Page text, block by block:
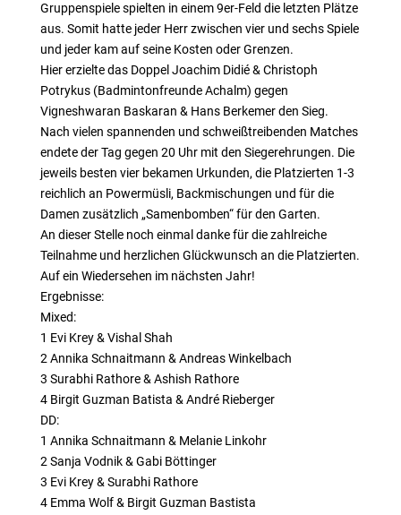
Gruppenspiele spielten in einem 9er-Feld die letzten Plätze
aus. Somit hatte jeder Herr zwischen vier und sechs Spiele
und jeder kam auf seine Kosten oder Grenzen.
Hier erzielte das Doppel Joachim Didié & Christoph
Potrykus (Badmintonfreunde Achalm) gegen
Vigneshwaran Baskaran & Hans Berkemer den Sieg.
Nach vielen spannenden und schweißtreibenden Matches
endete der Tag gegen 20 Uhr mit den Siegerehrungen. Die
jeweils besten vier bekamen Urkunden, die Platzierten 1-3
reichlich an Powermüsli, Backmischungen und für die
Damen zusätzlich „Samenbomben“ für den Garten.
An dieser Stelle noch einmal danke für die zahlreiche
Teilnahme und herzlichen Glückwunsch an die Platzierten.
Auf ein Wiedersehen im nächsten Jahr!
Ergebnisse:
Mixed:
1 Evi Krey & Vishal Shah
2 Annika Schnaitmann & Andreas Winkelbach
3 Surabhi Rathore & Ashish Rathore
4 Birgit Guzman Batista & André Rieberger
DD:
1 Annika Schnaitmann & Melanie Linkohr
2 Sanja Vodnik & Gabi Böttinger
3 Evi Krey & Surabhi Rathore
4 Emma Wolf & Birgit Guzman Bastista